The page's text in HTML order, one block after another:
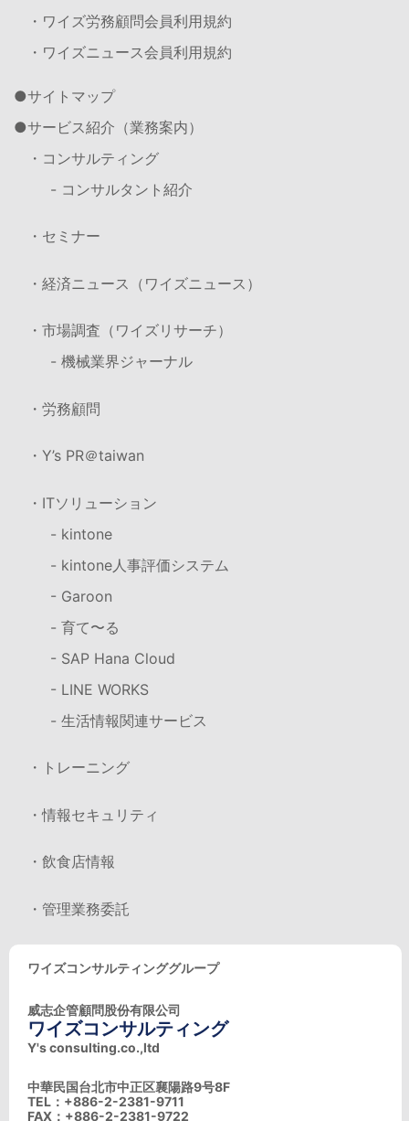
・ワイズ労務顧問会員利用規約
・ワイズニュース会員利用規約
サイトマップ
サービス紹介（業務案内）
・コンサルティング
- コンサルタント紹介
・セミナー
・経済ニュース（ワイズニュース）
・市場調査（ワイズリサーチ）
- 機械業界ジャーナル
・労務顧問
・Y’s PR＠taiwan
・ITソリューション
- kintone
- kintone人事評価システム
- Garoon
- 育て〜る
- SAP Hana Cloud
- LINE WORKS
- 生活情報関連サービス
・トレーニング
・情報セキュリティ
・飲食店情報
・管理業務委託
ワイズコンサルティンググループ
威志企管顧問股份有限公司
ワイズコンサルティング
Y's consulting.co.,ltd
中華民国台北市中正区襄陽路9号8F
TEL：+886-2-2381-9711
FAX：+886-2-2381-9722